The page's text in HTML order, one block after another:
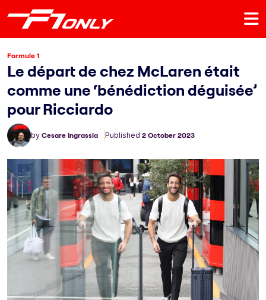
Formule 1
Le départ de chez McLaren était
comme une ‘bénédiction déguisée’
pour Ricciardo
by Cesare Ingrassia Published 2 October 2023